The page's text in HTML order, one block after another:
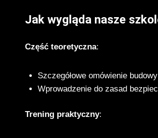
Jak wygląda nasze
Część teoretyczna:
Szczegółowe omówienie
Wprowadzenie do zasad
Trening praktyczny: